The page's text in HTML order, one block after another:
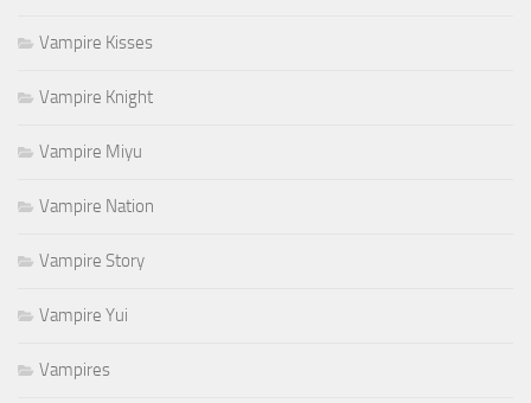
Vampire Kisses
Vampire Knight
Vampire Miyu
Vampire Nation
Vampire Story
Vampire Yui
Vampires